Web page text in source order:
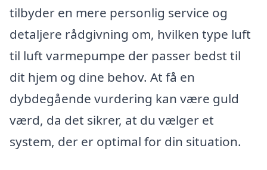
tilbyder en mere personlig service og
detaljere rådgivning om, hvilken type luft
til luft varmepumpe der passer bedst til
dit hjem og dine behov. At få en
dybdegående vurdering kan være guld
værd, da det sikrer, at du vælger et
system, der er optimal for din situation.